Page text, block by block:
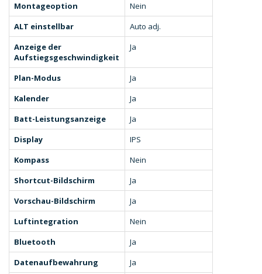
Montageoption
Nein
ALT einstellbar
Auto adj.
Anzeige der
Aufstiegsgeschwindigkeit
Ja
Plan-Modus
Ja
Kalender
Ja
Batt-Leistungsanzeige
Ja
Display
IPS
Kompass
Nein
Shortcut-Bildschirm
Ja
Vorschau-Bildschirm
Ja
Luftintegration
Nein
Bluetooth
Ja
Datenaufbewahrung
Ja